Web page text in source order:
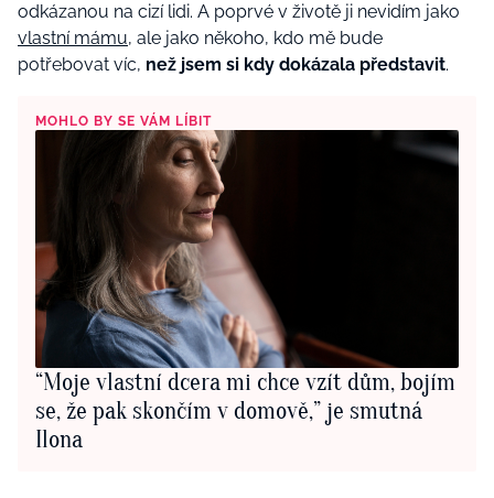
odkázanou na cizí lidi. A poprvé v životě ji nevidím jako
vlastní mámu, ale jako někoho, kdo mě bude
potřebovat víc, než jsem si kdy dokázala představit.
MOHLO BY SE VÁM LÍBIT
“Moje vlastní dcera mi chce vzít dům, bojím
se, že pak skončím v domově,” je smutná
Ilona